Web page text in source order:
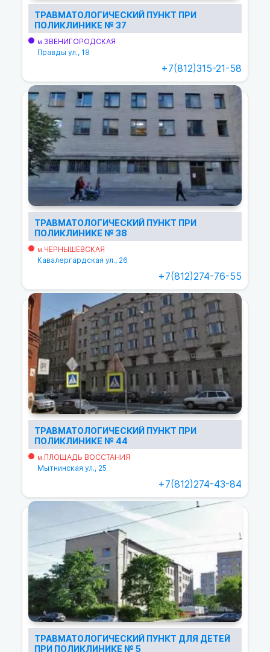
ТРАВМАТОЛОГИЧЕСКИЙ ПУНКТ ПРИ
ПОЛИКЛИНИКЕ № 37
м.ЗВЕНИГОРОДСКАЯ
Правды ул., 18
+7(812)315-21-58
ТРАВМАТОЛОГИЧЕСКИЙ ПУНКТ ПРИ
ПОЛИКЛИНИКЕ № 38
м.ЧЕРНЫШЕВСКАЯ
Кавалергардская ул., 26
+7(812)274-76-55
ТРАВМАТОЛОГИЧЕСКИЙ ПУНКТ ПРИ
ПОЛИКЛИНИКЕ № 44
м.ПЛОЩАДЬ ВОССТАНИЯ
Мытнинская ул., 25
+7(812)274-43-84
ТРАВМАТОЛОГИЧЕСКИЙ ПУНКТ ДЛЯ ДЕТЕЙ
ПРИ ПОЛИКЛИНИКЕ № 5